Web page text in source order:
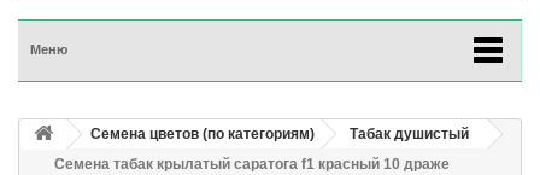
Меню
Семена цветов (по категориям)
Табак душистый
Семена табак крылатый саратога f1 красный 10 драже